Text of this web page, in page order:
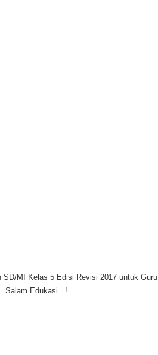
SD/MI Kelas 5 Edisi Revisi 2017 untuk Guru
Salam Edukasi...!